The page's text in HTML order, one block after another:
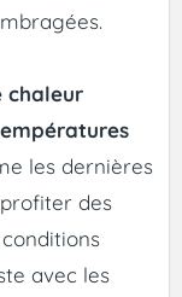
chaleur
les dernières
des
avec les